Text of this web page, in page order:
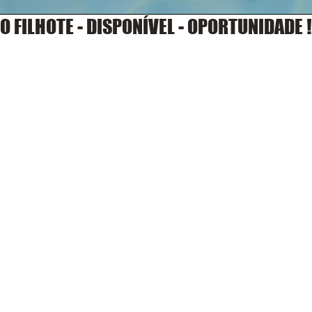
FILHOTE - DISPONÍVEL -